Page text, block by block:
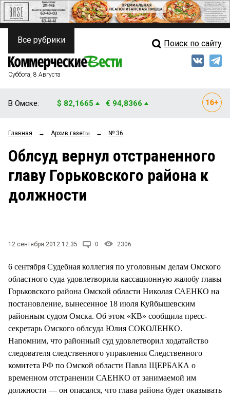
ПОЛИТИКА
ФИНАНСЫ
ОБЩЕСТВО
ЗАКОН
НОВОСТИ КОМПАНИЙ
Свежий выпуск
Рейтинги
Блоги
Все рубрики Поиск по сайту
Суббота, 8 Августа
В Омске: $ 82,1665 € 94,8366
Главная → Архив газеты → № 36
Облсуд вернул отстраненного
главу Горьковского района к
должности
12 сентября 2012 12:35 0 2306
6 сентября Судебная коллегия по уголовным делам Омского
областного суда удовлетворила кассационную жалобу главы
Горьковского района Омской области Николая САЕНКО на
постановление, вынесенное 18 июля Куйбышевским
районным судом Омска. Об этом «КВ» сообщила пресс-
секретарь Омского облсуда Юлия СОКОЛЕНКО.
Напомним, что районный суд удовлетворил ходатайство
следователя следственного управления Следственного
комитета РФ по Омской области Павла ЩЕРБАКА о
временном отстранении САЕНКО от занимаемой им
должности — он опасался, что глава района будет оказывать